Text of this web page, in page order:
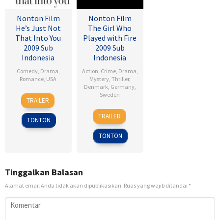
Nonton Film
He’s Just Not
That Into You
2009 Sub
Indonesia
Comedy, Drama,
Romance, USA
6
Feb
2009
Ken
Kwapis
TRAILER
TONTON
Nonton Film
The Girl Who
Played with Fire
2009 Sub
Indonesia
Action, Crime, Drama,
Mystery, Thriller,
Denmark, Germany,
Sweden
18
Sep
2009
Daniel
Alfredson
TRAILER
TONTON
Tinggalkan Balasan
Alamat email Anda tidak akan dipublikasikan. Ruas yang wajib ditandai *